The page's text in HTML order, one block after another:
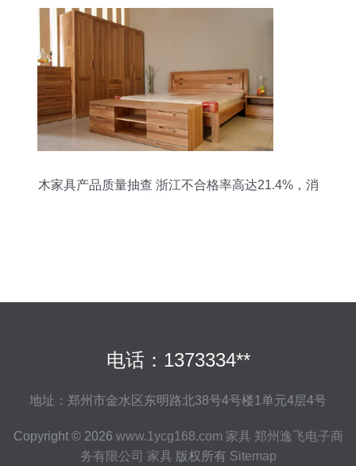
木家具产品质量抽查 浙江不合格率高达21.4%，消
电话：1373334**
地址：郑州市金水区东明路北38号4号楼1单元4层4号
Copyright © 2026 www.1ycg168.com 家具 郑州逸飞电子商
务有限公司 家具 版权所有 Sitemap